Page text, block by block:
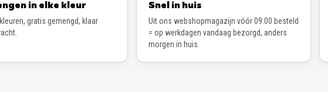
in elke kleur
gratis gemengd, klaar
Snel in huis
Uit ons webshopmagazijn vóór 09:00 besteld
= op werkdagen vandaag bezorgd, anders
morgen in huis.